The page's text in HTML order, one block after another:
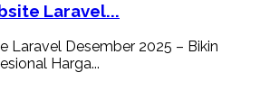
Laravel...
Laravel Desember 2025 – Bikin
Harga...